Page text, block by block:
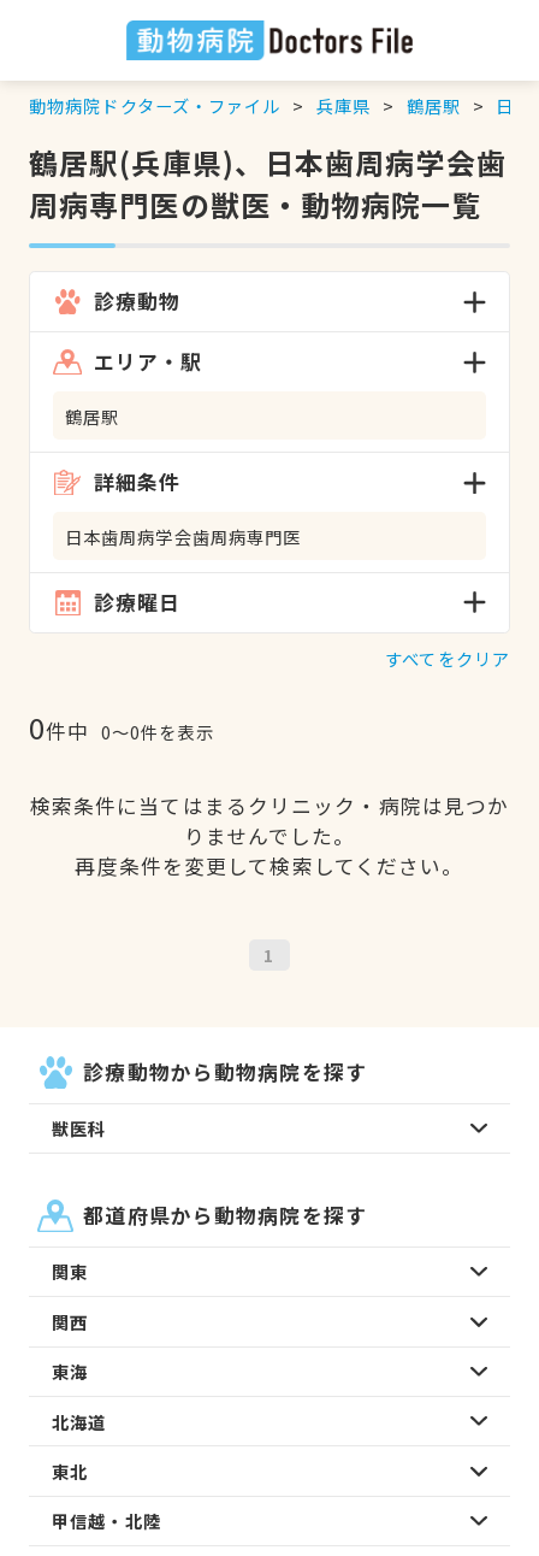
動物病院ドクターズ・ファイル 兵庫県 鶴居駅 日本
鶴居駅(兵庫県)、日本歯周病学会歯
周病専門医の獣医・動物病院一覧
診療動物
エリア・駅
鶴居駅
詳細条件
日本歯周病学会歯周病専門医
診療曜日
すべてをクリア
0件中 0〜0件を表示
検索条件に当てはまるクリニック・病院は見つか
りませんでした。
再度条件を変更して検索してください。
1
診療動物から動物病院を探す
獣医科
都道府県から動物病院を探す
関東
関西
東海
北海道
東北
甲信越・北陸